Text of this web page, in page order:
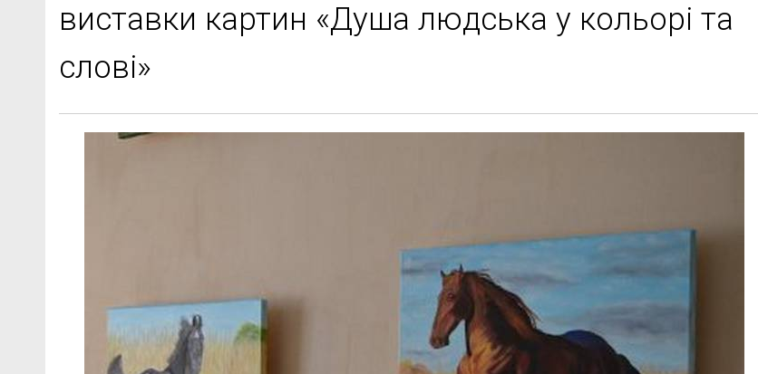
виставки картин «Душа людська у кольорі та
слові»